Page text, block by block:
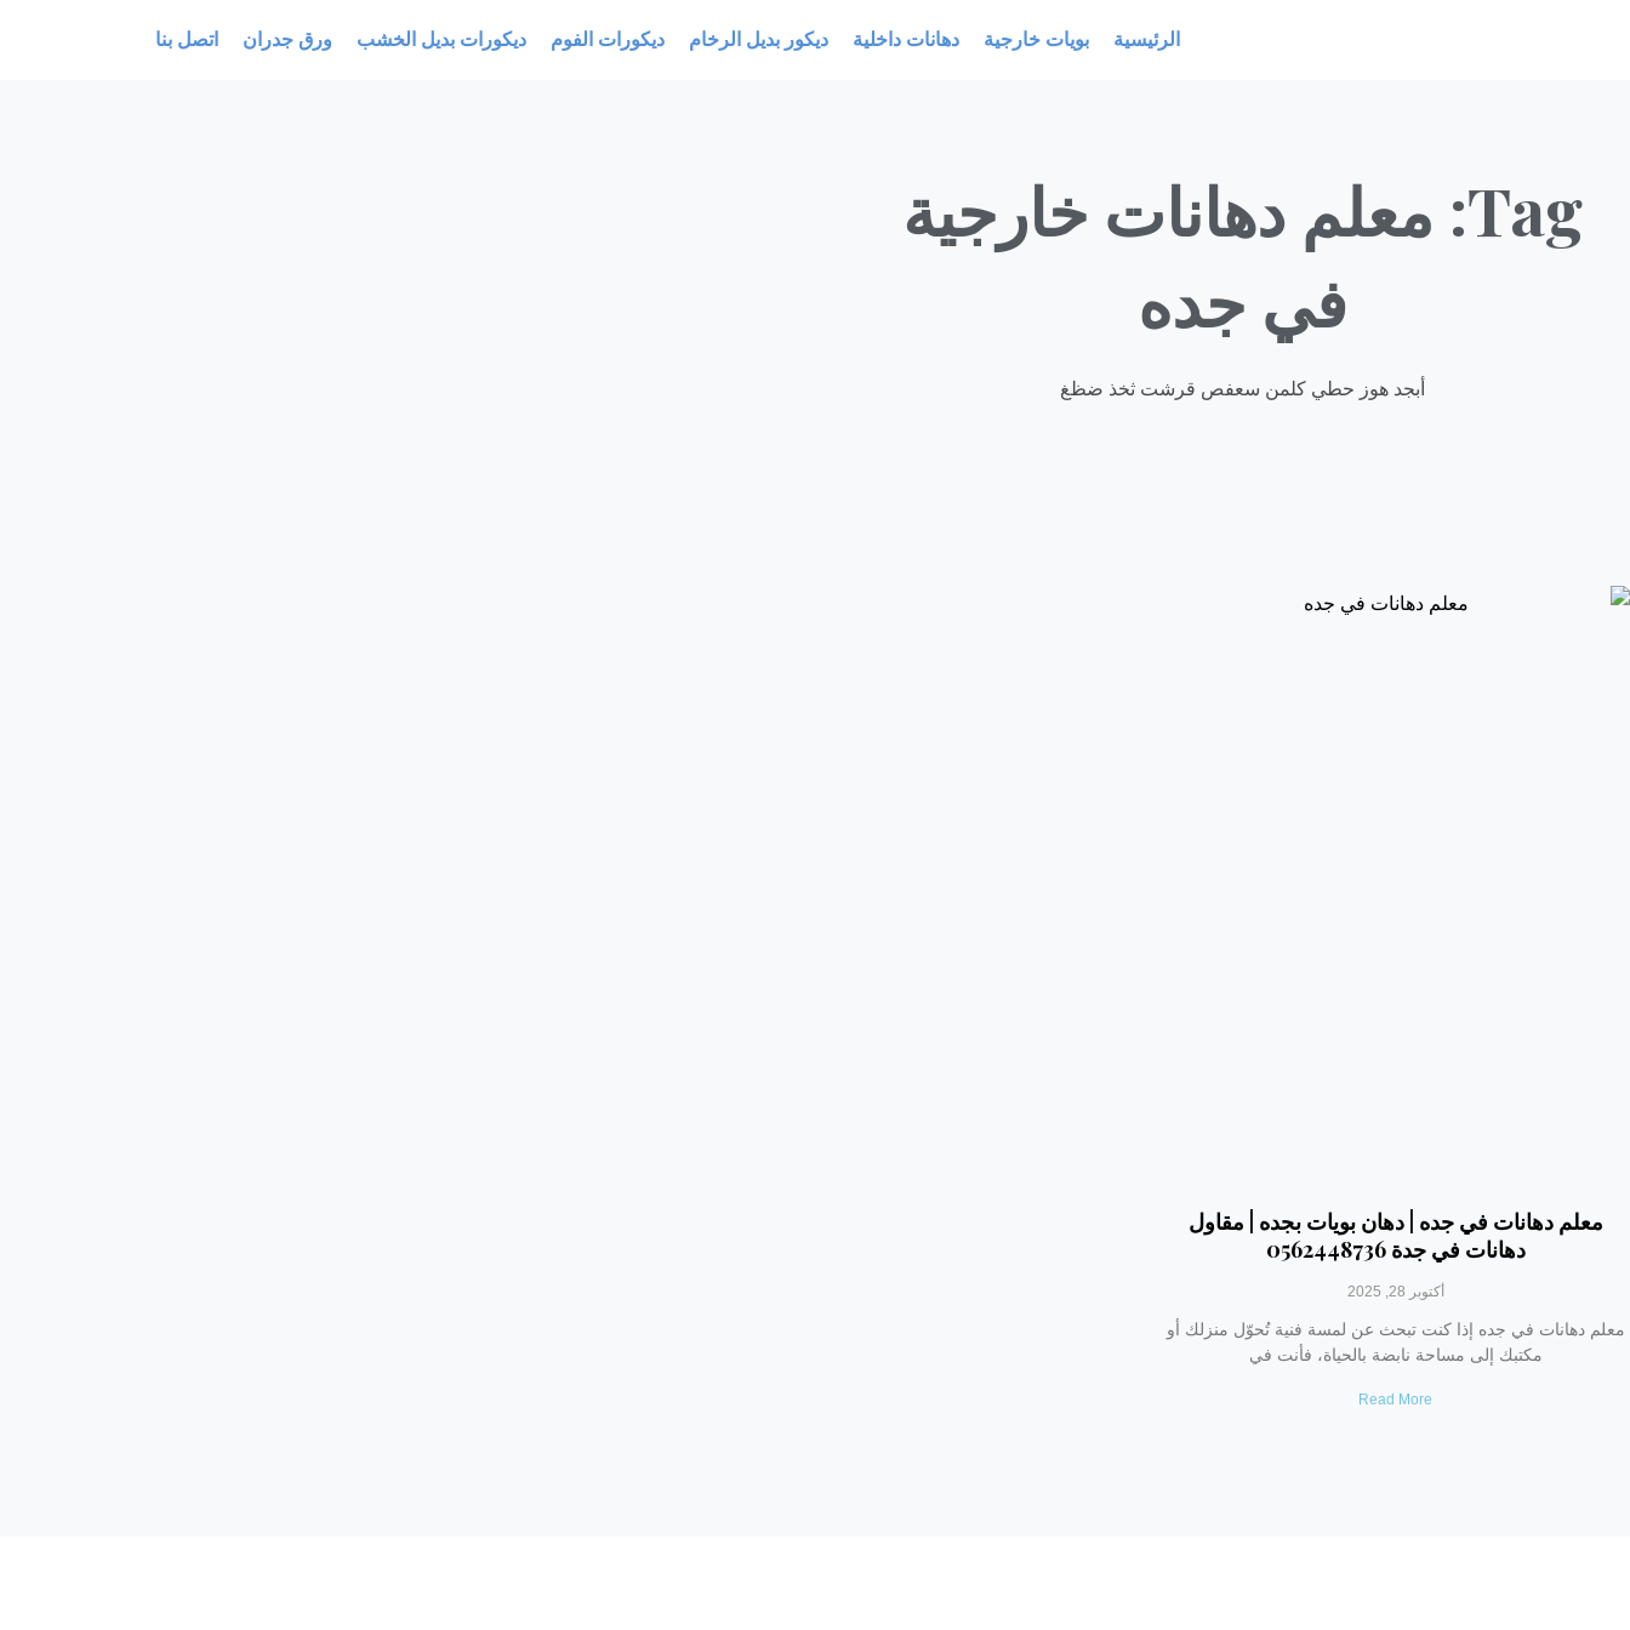
الرئيسية بويات خارجية دهانات داخلية ديكور بديل الرخام ديكورات الفوم ديكورات بديل الخشب ورق جدران اتصل بنا
Tag: معلم دهانات خارجية
في جده
أبجد هوز حطي كلمن سعفص قرشت ثخذ ضظغ
معلم دهانات في جده | دهان بويات بجده | مقاول
دهانات في جدة 0562448736
أكتوبر 28, 2025
معلم دهانات في جده إذا كنت تبحث عن لمسة فنية تُحوّل منزلك أو
مكتبك إلى مساحة نابضة بالحياة، فأنت في
Read More